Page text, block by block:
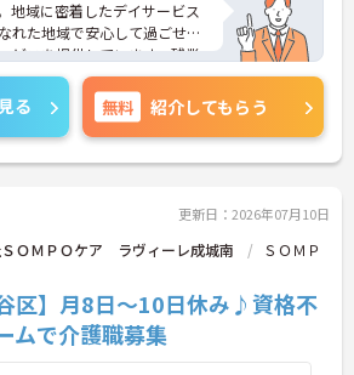
地域に密着したデイサービス
れた地域で安心して過ごせる
ビスを提供しています。残業
日曜日固定休みなのでライ
を大切にしたい方にもおすす
方はぜひお気軽にお問い合わ
る 無料 紹介してもらう
更新日：2026年07月10日
ＯＭＰＯケア ラヴィーレ成城南
ＳＯＭＰ
区】月8日～10日休み♪資格不
ムで介護職募集